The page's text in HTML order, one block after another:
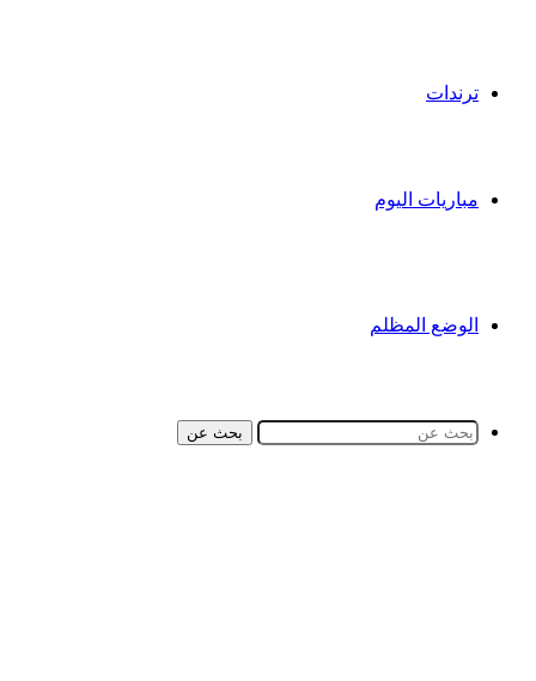
ترندات
مباريات اليوم
الوضع المظلم
بحث عن